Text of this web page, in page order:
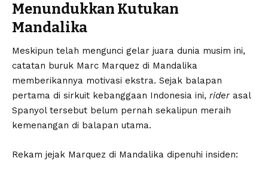
Menundukkan Kutukan
Mandalika
Meskipun telah mengunci gelar juara dunia musim ini,
catatan buruk Marc Marquez di Mandalika
memberikannya motivasi ekstra. Sejak balapan
pertama di sirkuit kebanggaan Indonesia ini, riderasal
Spanyol tersebut belum pernah sekalipun meraih
kemenangan di balapan utama.
Rekam jejak Marquez di Mandalika dipenuhi insiden: